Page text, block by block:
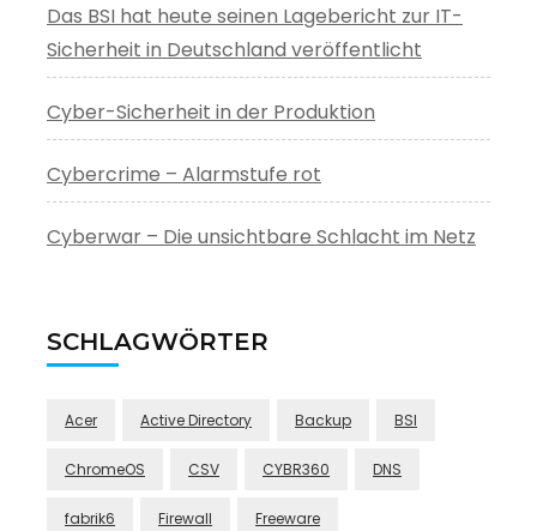
Das BSI hat heute seinen Lagebericht zur IT-
Sicherheit in Deutschland veröffentlicht
Cyber-Sicherheit in der Produktion
Cybercrime – Alarmstufe rot
Cyberwar – Die unsichtbare Schlacht im Netz
SCHLAGWÖRTER
Acer Active Directory Backup BSI
ChromeOS CSV CYBR360 DNS
fabrik6 Firewall Freeware